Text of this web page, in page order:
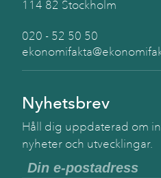
114 82 Stockholm
020 - 52 50 50
Nyhetsbrev
Håll dig uppdaterad om
nyheter och utvecklingar.